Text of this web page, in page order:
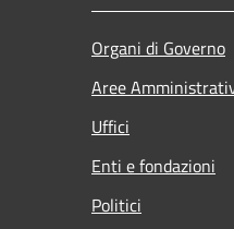
Organi di Governo
Aree
Uffici
Enti e fondazioni
Politici